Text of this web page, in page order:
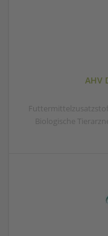
AHV
Biologische